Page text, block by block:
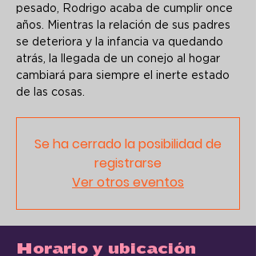
pesado, Rodrigo acaba de cumplir once
años. Mientras la relación de sus padres
se deteriora y la infancia va quedando
atrás, la llegada de un conejo al hogar
cambiará para siempre el inerte estado
de las cosas.
Se ha cerrado la posibilidad de
registrarse
Ver otros eventos
Horario y ubicación